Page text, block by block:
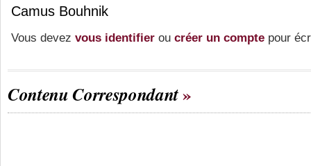
Camus Bouhnik
Vous devez vous identifier ou créer un compte pour
Contenu Correspondant